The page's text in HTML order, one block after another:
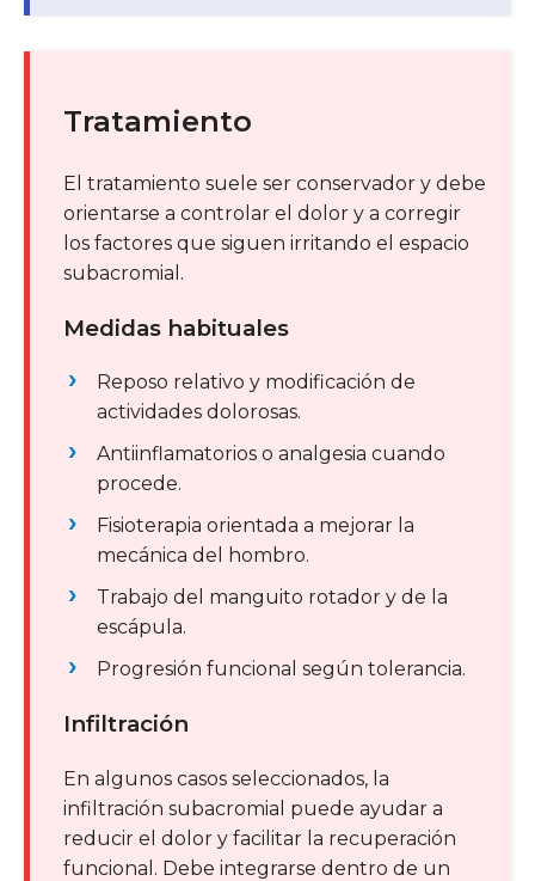
Tratamiento
El tratamiento suele ser conservador y debe
orientarse a controlar el dolor y a corregir
los factores que siguen irritando el espacio
subacromial.
Medidas habituales
Reposo relativo y modificación de
actividades dolorosas.
Antiinflamatorios o analgesia cuando
procede.
Fisioterapia orientada a mejorar la
mecánica del hombro.
Trabajo del manguito rotador y de la
escápula.
Progresión funcional según tolerancia.
Infiltración
En algunos casos seleccionados, la
infiltración subacromial puede ayudar a
reducir el dolor y facilitar la recuperación
funcional. Debe integrarse dentro de un